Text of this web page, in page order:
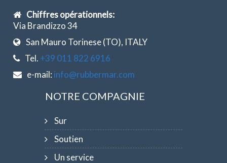
Chiffres opérationnels:
Via Brandizzo 34
San Mauro Torinese (TO), ITALY
Tel. +39 011 822 6916
e-mail: info@rubbermar.com
NOTRE COMPAGNIE
Sur
Soutien
Un service